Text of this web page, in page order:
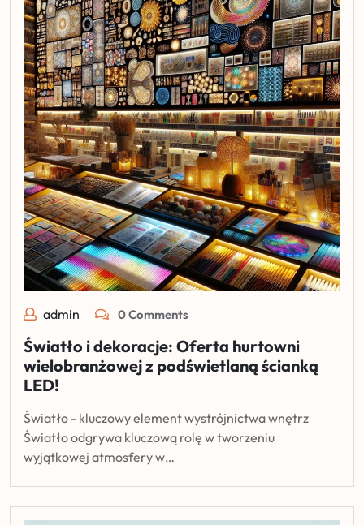
admin 0 Comments
Światło i dekoracje: Oferta hurtowni
wielobranżowej z podświetlaną ścianką
LED!
Światło - kluczowy element wystrójnictwa wnętrz
Światło odgrywa kluczową rolę w tworzeniu
wyjątkowej atmosfery w…